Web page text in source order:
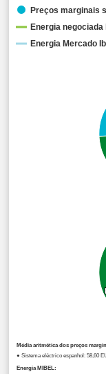
Média aritmética dos preços
Energia MIBEL:
Preços marginais
Energia
Energia Mercado